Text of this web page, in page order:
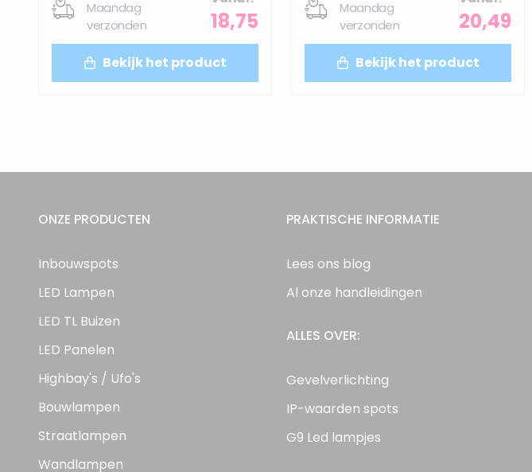
Maandag
verzonden
18,75
Bekijk het product
Maandag
verzonden
20,49
Bekijk het product
ONZE PRODUCTEN
Inbouwspots
LED Lampen
LED TL Buizen
LED Panelen
Highbay's / Ufo's
Bouwlampen
Straatlampen
Wandlampen
PRAKTISCHE INFORMATIE
Lees ons blog
Al onze handleidingen
ALLES OVER:
Gevelverlichting
IP-waarden spots
G9 Led lampjes